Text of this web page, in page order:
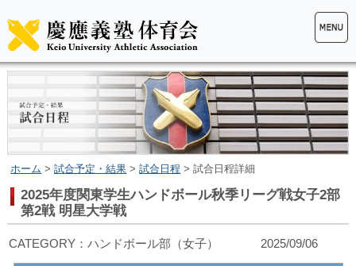
ホーム >試合予定・結果 >試合日程 > 試合日程詳細
2025年度関東学生ハンドボール秋季リーグ戦女子2部
第2戦 明星大学戦
CATEGORY：ハンドボール部（女子） 2025/09/06